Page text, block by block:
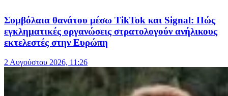
Συμβόλαια θανάτου μέσω TikTok και Signal: Πώς
εγκληματικές οργανώσεις στρατολογούν ανήλικους
εκτελεστές στην Ευρώπη
2 Αυγούστου 2026, 11:26